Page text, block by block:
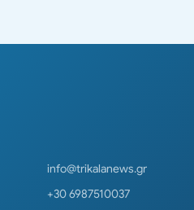
info@trikalanews.gr
+30 6987510037